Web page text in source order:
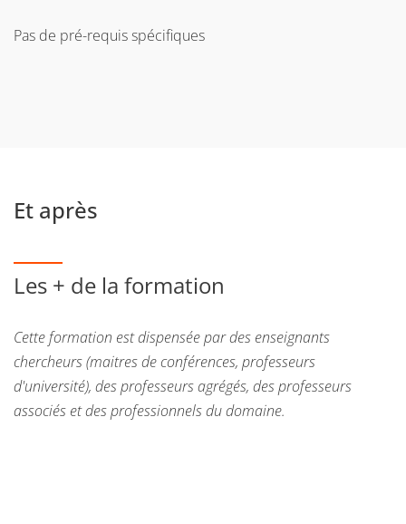
Pas de pré-requis spécifiques
Et après
Les + de la formation
Cette formation est dispensée par des enseignants
chercheurs (maitres de conférences, professeurs
d'université), des professeurs agrégés, des professeurs
associés et des professionnels du domaine.